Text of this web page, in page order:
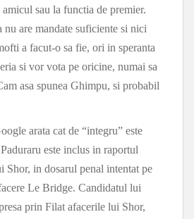
sau la functia de premier.
nu are mandate suficiente si nici
a facut-o sa fie, ori in speranta
si vor vota pe oricine, numai sa
asa spunea Ghimpu, si probabil
arata cat de “integru” este
este inclus in raportul
in dosarul penal intentat pe
Le Bridge. Candidatul lui
prin Filat afacerile lui Shor,